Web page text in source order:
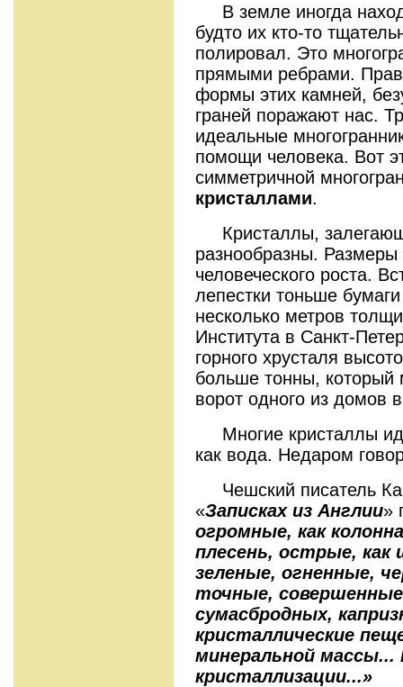
В земле иногда
будто их кто-то
полировал. Это
прямыми ребрами.
формы этих камней,
граней поражают нас.
идеальные
помощи человека. Вот
симметричной
кристаллами.
Кристаллы,
разнообразны. Размеры
человеческого роста.
лепестки тоньше
несколько метров
Института в Санкт-
горного хрусталя
больше тонны, который
ворот одного из домов
Многие кристаллы
как вода. Недаром
Чешский писатель
«Записках из Англии»
огромные, как
плесень, острые,
зеленые, огненные,
точные,
сумасбродных,
кристаллические
минеральной массы...
кристаллизации...»